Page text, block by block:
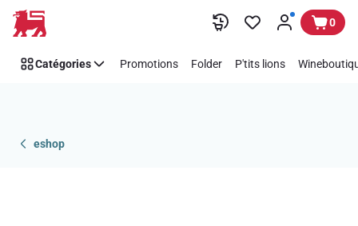
Passer 0
Catégories Promotions Folder P'tits lions
eshop